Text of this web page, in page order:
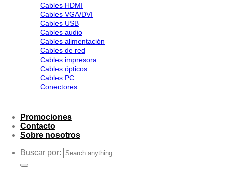
Cables HDMI
Cables VGA/DVI
Cables USB
Cables audio
Cables alimentación
Cables de red
Cables impresora
Cables ópticos
Cables PC
Conectores
Promociones
Contacto
Sobre nosotros
Buscar por: